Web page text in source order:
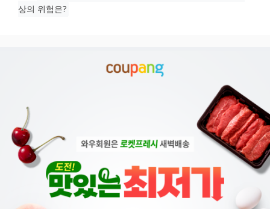
상의 위험은?